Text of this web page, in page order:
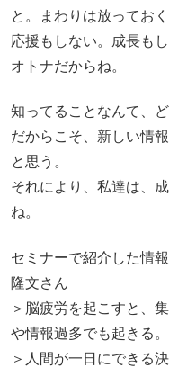
と。まわりは放っておく
応援もしない。成長も
オトナだからね。
知ってることなんて、
だからこそ、新しい情
と思う。
それにより、私達は、
ね。
セミナーで紹介した情
隆文さん
＞脳疲労を起こすと、
や情報過多でも起きる。
＞人間が一日にできる